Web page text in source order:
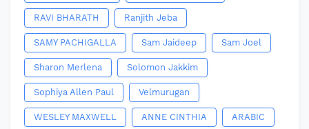
RAVI BHARATH Ranjith Jeba
SAMY PACHIGALLA Sam Jaideep Sam Joel
Sharon Merlena Solomon Jakkim
Sophiya Allen Paul Velmurugan
WESLEY MAXWELL ANNE CINTHIA ARABIC